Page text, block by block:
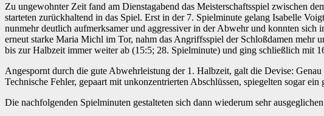
Zu ungewohnter Zeit fand am Dienstagabend das Meisterschaftsspiel zwischen
starteten zurückhaltend in das Spiel. Erst in der 7. Spielminute gelang Isabelle
nunmehr deutlich aufmerksamer und aggressiver in der Abwehr und konnten
erneut starke Maria Michl im Tor, nahm das Angriffsspiel der Schloßdamen mehr
bis zur Halbzeit immer weiter ab (15:5; 28. Spielminute) und ging schließlich mit
Angespornt durch die gute Abwehrleistung der 1. Halbzeit, galt die Devise:
Technische Fehler, gepaart mit unkonzentrierten Abschlüssen, spiegelten sogar
Die nachfolgenden Spielminuten gestalteten sich dann wiederum sehr